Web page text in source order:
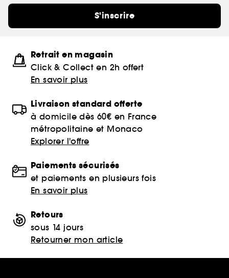
S'inscrire
Retrait en magasin
Click & Collect en 2h offert
En savoir plus
Livraison standard offerte
à domicile dès 60€ en France
métropolitaine et Monaco
Explorer l'offre
Paiements sécurisés
et paiements en plusieurs fois
En savoir plus
Retours
sous 14 jours
Retourner mon article